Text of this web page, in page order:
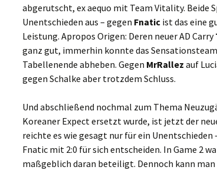
abgerutscht, ex aequo mit Team Vitality. Beide
Unentschieden aus – gegen Fnatic ist das eine
Leistung. Apropos Origen: Deren neuer AD Carry
ganz gut, immerhin konnte das
Tabellenende abheben. Gegen MrRallez auf
gegen Schalke aber trotzdem Schluss.
Und abschließend nochmal zum Thema
Koreaner Expect ersetzt wurde, ist jetzt der
reichte es wie gesagt nur für ein Unentschieden
Fnatic mit 2:0 für sich entscheiden. In Game 2
maßgeblich daran beteiligt. Dennoch kann